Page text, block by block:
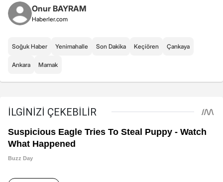
Onur BAYRAM
Haberler.com
Soğuk Haber Yenimahalle Son Dakika Keçiören Çankaya
Ankara Mamak